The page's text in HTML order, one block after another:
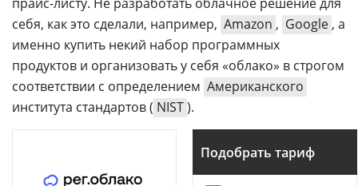
себя, как это сделали, например, Amazon , Google , а
именно купить некий набор программных
продуктов и организовать у себя «облако» в строгом
соответствии с определением Американского
института стандартов ( NIST).
Подобрать тариф